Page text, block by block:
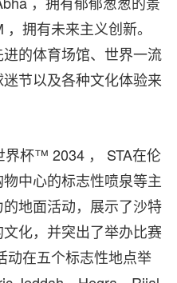
拥有未来主义创新。
的体育场馆、世界一流
节以及各种文化体验来
界杯™ 2034 ， STA在伦
中心的标志性喷泉等主
地面活动，展示了沙特
化，并突出了举办比赛
动在五个标志性地点举